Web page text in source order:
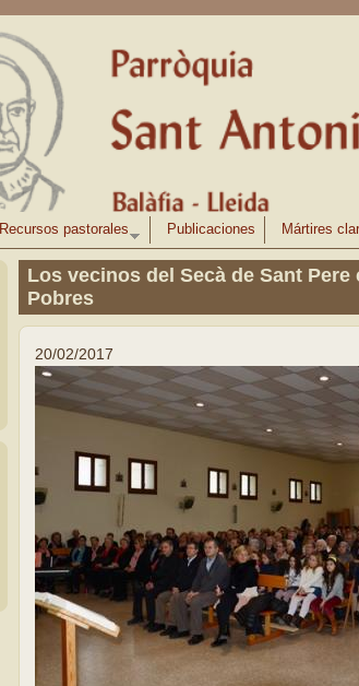
Recursos pastorales Publicaciones Mártires
Los vecinos del Secà de Sant
Pobres
20/02/2017